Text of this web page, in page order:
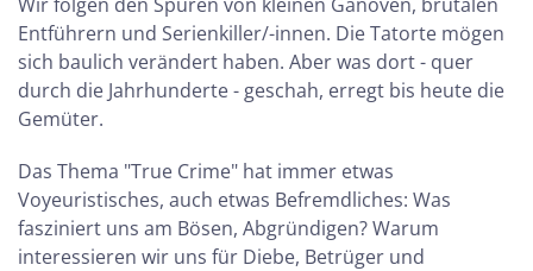
Entführern und Serienkiller/-innen. Die Tatorte mögen
sich baulich verändert haben. Aber was dort - quer
durch die Jahrhunderte - geschah, erregt bis heute die
Gemüter.
Das Thema "True Crime" hat immer etwas
Voyeuristisches, auch etwas Befremdliches: Was
fasziniert uns am Bösen, Abgründigen? Warum
interessieren wir uns für Diebe, Betrüger und